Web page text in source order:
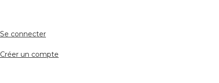
Se connecter
Créer un compte